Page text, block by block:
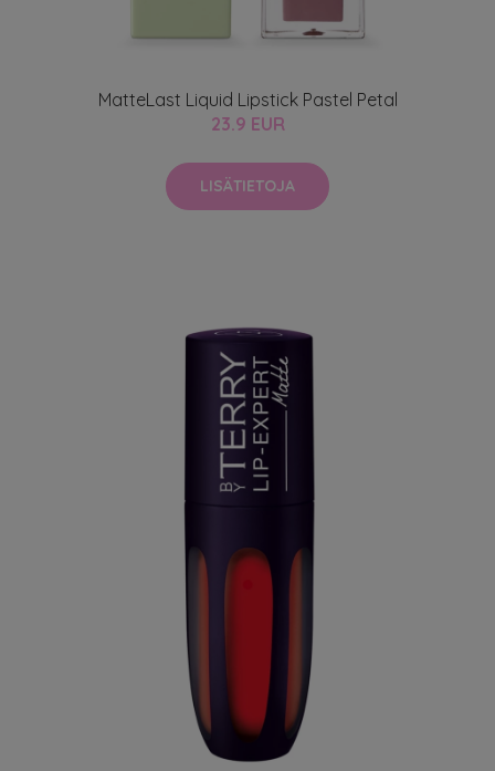
MatteLast Liquid Lipstick Pastel Petal
23.9 EUR
LISÄTIETOJA